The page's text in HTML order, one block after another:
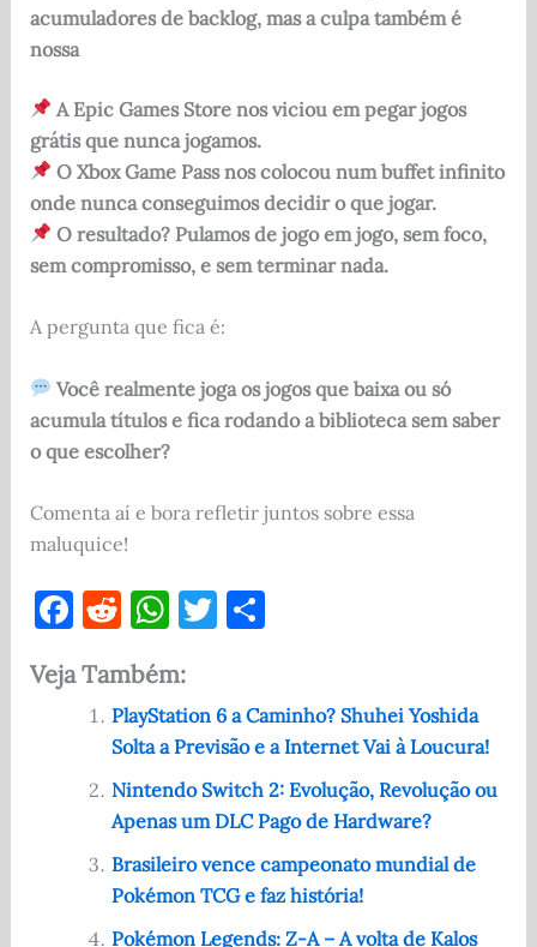
acumuladores de backlog, mas a culpa também é
nossa
A Epic Games Store nos viciou em pegar jogos
grátis que nunca jogamos.
O Xbox Game Pass nos colocou num buffet infinito
onde nunca conseguimos decidir o que jogar.
O resultado? Pulamos de jogo em jogo, sem foco,
sem compromisso, e sem terminar nada.
A pergunta que fica é:
Você realmente joga os jogos que baixa ou só
acumula títulos e fica rodando a biblioteca sem saber
o que escolher?
Comenta aí e bora refletir juntos sobre essa
maluquice!
F
c
e
o
k
R
d
di
t
W
at
s
A
p
p
T
te
r
S
e
Veja Também:
PlayStation 6 a Caminho? Shuhei Yoshida
Solta a Previsão e a Internet Vai à Loucura!
Nintendo Switch 2: Evolução, Revolução ou
Apenas um DLC Pago de Hardware?
Brasileiro vence campeonato mundial de
Pokémon TCG e faz história!
Pokémon Legends: Z-A – A volta de Kalos